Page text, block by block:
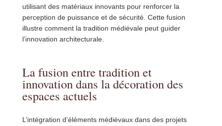
utilisant des matériaux innovants pour renforcer la
perception de puissance et de sécurité. Cette fusion
illustre comment la tradition médiévale peut guider
l’innovation architecturale.
La fusion entre tradition et
innovation dans la décoration des
espaces actuels
L’intégration d’éléments médiévaux dans des projets